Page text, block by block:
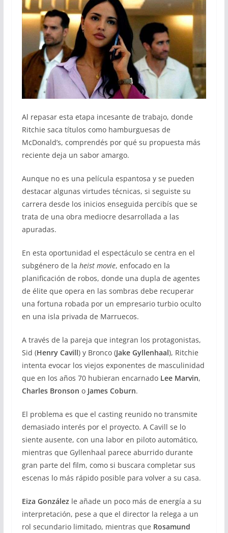
Al repasar esta etapa incesante de trabajo, donde
Ritchie saca títulos como hamburguesas de
McDonald’s, comprendés por qué su propuesta más
reciente deja un sabor amargo.
Aunque no es una película espantosa y se pueden
destacar algunas virtudes técnicas, si seguiste su
carrera desde los inicios enseguida percibís que se
trata de una obra mediocre desarrollada a las
apuradas.
En esta oportunidad el espectáculo se centra en el
subgénero de la heist movie, enfocado en la
planificación de robos, donde una dupla de agentes
de élite que opera en las sombras debe recuperar
una fortuna robada por un empresario turbio oculto
en una isla privada de Marruecos.
A través de la pareja que integran los protagonistas,
Sid (Henry Cavill) y Bronco (Jake Gyllenhaal), Ritchie
intenta evocar los viejos exponentes de masculinidad
que en los años 70 hubieran encarnado Lee Marvin,
Charles Bronson o James Coburn.
El problema es que el casting reunido no transmite
demasiado interés por el proyecto. A Cavill se lo
siente ausente, con una labor en piloto automático,
mientras que Gyllenhaal parece aburrido durante
gran parte del film, como si buscara completar sus
escenas lo más rápido posible para volver a su casa.
Eiza González le añade un poco más de energía a su
interpretación, pese a que el director la relega a un
rol secundario limitado, mientras que Rosamund